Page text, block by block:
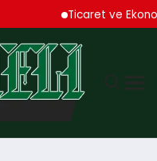
Ticaret ve Ekonomik